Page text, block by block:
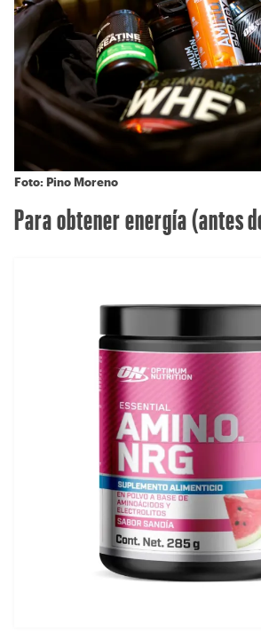
Foto: Pino Moreno
Para obtener energía (antes